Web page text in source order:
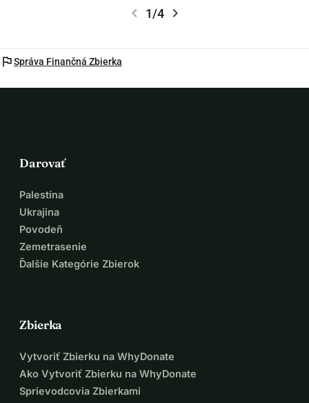
chevron_left 1/4 chevron_right
flagSpráva Finančná Zbierka
Darovať
Palestína
Ukrajina
Povodeň
Zemetrasenie
Ďalšie Kategórie Zbierok
Zbierka
Vytvoriť Zbierku na WhyDonate
Ako Vytvoriť Zbierku na WhyDonate
Sprievodcovia Zbierkami